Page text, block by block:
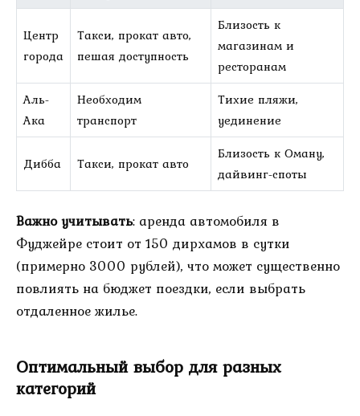
Центр
города
Такси, прокат авто,
пешая доступность
Близость к
магазинам и
ресторанам
Аль-
Ака
Необходим
транспорт
Тихие пляжи,
уединение
Дибба Такси, прокат авто
Близость к Оману,
дайвинг-споты
Важно учитывать: аренда автомобиля в
Фуджейре стоит от 150 дирхамов в сутки
(примерно 3000 рублей), что может существенно
повлиять на бюджет поездки, если выбрать
отдаленное жилье.
Оптимальный выбор для разных
категорий